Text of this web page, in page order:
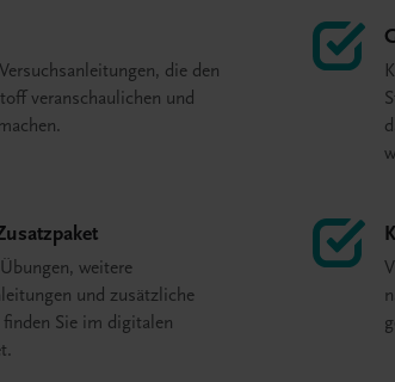
die den
veranschaulichen und
weitere
und zusätzliche
Sie im digitalen